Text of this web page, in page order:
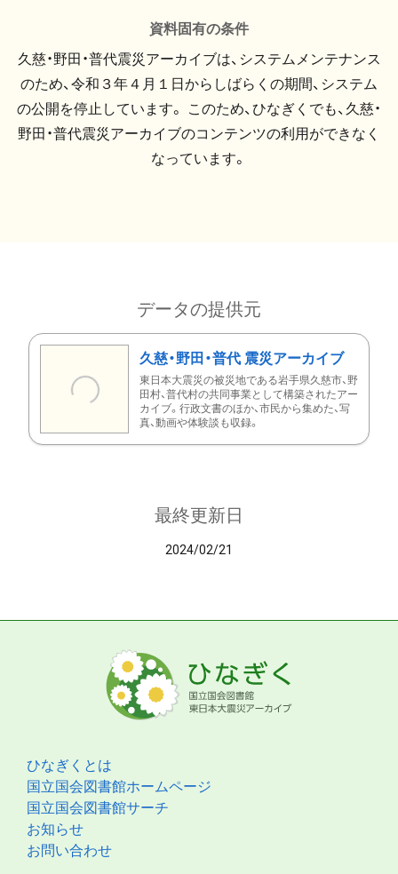
資料固有の条件
久慈・野田・普代震災アーカイブは、システムメンテナンス
のため、令和３年４月１日からしばらくの期間、システム
の公開を停止しています。 このため、ひなぎくでも、久慈・
野田・普代震災アーカイブのコンテンツの利用ができなく
なっています。
データの提供元
久慈・野田・普代 震災アーカイブ
東日本大震災の被災地である岩手県久慈市、野
田村、普代村の共同事業として構築されたアー
カイブ。行政文書のほか、市民から集めた、写
真、動画や体験談も収録。
最終更新日
2024/02/21
ひなぎくとは
国立国会図書館ホームページ
国立国会図書館サーチ
お知らせ
お問い合わせ